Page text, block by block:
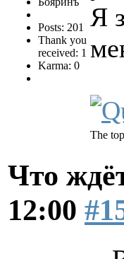
Posts: 201
Thank you
received: 1
Karma: 0
Я
The
Что
12:00